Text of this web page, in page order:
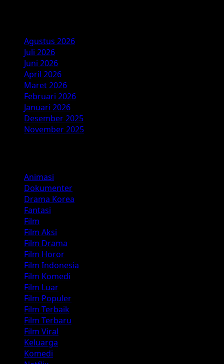
Agustus 2026
Juli 2026
Juni 2026
April 2026
Maret 2026
Februari 2026
Januari 2026
Desember 2025
November 2025
Animasi
Dokumenter
Drama Korea
Fantasi
Film
Film Aksi
Film Drama
Film Horor
Film Indonesia
Film Komedi
Film Luar
Film Populer
Film Terbaik
Film Terbaru
Film Viral
Keluarga
Komedi